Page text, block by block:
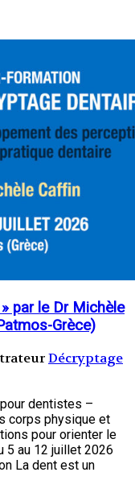
par le Dr Michèle
Grèce)
Décryptage
dentistes –
corps physique et
pour orienter le
5 au 12 juillet 2026
La dent est un